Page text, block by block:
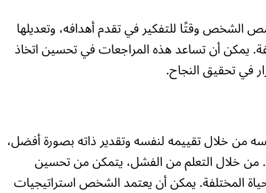
وقتًا للتفكير في تقدم أهدافه، وتعديلها
يمكن أن تساعد هذه المراجعات في تحسين اتخاذ
في تحقيق النجاح.
من خلال تقييمه لنفسه وتقدير ذاته بصورة أفضل،
من خلال التعلم من الفشل، يتمكن من تحسين
المختلفة. يمكن أن يعتمد الشخص استراتيجيات